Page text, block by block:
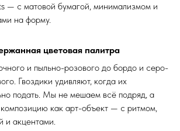
— с матовой бумагой, минимализмом и
на форму.
цветовая палитра
и пыльно-розового до бордо и серо-
Гвоздики удивляют, когда их
подать. Мы не мешаем всё подряд, а
как арт-объект — с ритмом,
и акцентами.